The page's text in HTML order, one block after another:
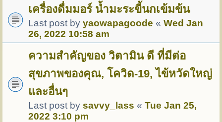
เครื่องดื่มมอร์ น้ำมะระขี้นกเข้มข้น
Last post by yaowapagoode « Wed Jan
26, 2022 10:58 am
ความสำคัญของ วิตามิน ดี ที่มีต่อ
สุขภาพของคุณ, โควิด-19, ไข้หวัดใหญ่
และอื่นๆ
Last post by savvy_lass « Tue Jan 25,
2022 3:10 pm